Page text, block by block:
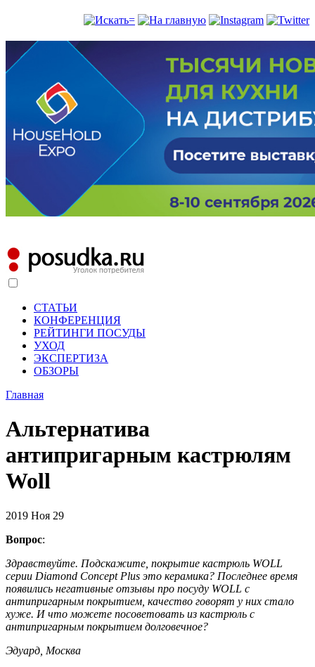
СТАТЬИ
КОНФЕРЕНЦИЯ
РЕЙТИНГИ ПОСУДЫ
УХОД
ЭКСПЕРТИЗА
ОБЗОРЫ
Главная
Альтернатива
антипригарным кастрюлям
Woll
2019 Ноя 29
Вопрос:
Здравствуйте. Подскажите, покрытие кастрюль WOLL
серии Diamond Concept Plus это керамика? Последнее время
появились негативные отзывы про посуду WOLL с
антипригарным покрытием, качество говорят у них стало
хуже. И что можете посоветовать из кастрюль с
антипригарным покрытием долговечное?
Эдуард, Москва